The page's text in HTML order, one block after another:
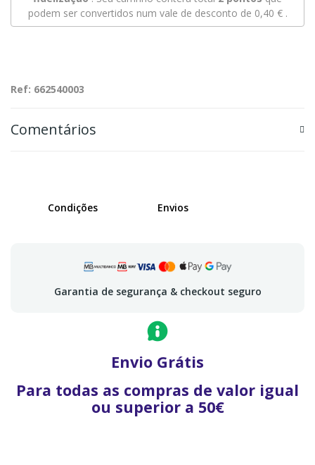
podem ser convertidos num vale de desconto de 0,40 €.
Ref: 662540003
Comentários
Condições Envios
Garantia de segurança & checkout seguro
Envio Grátis
Para todas as compras de valor igual
ou superior a 50€